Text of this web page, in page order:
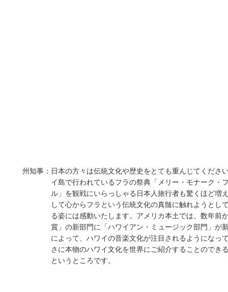
州知事： 日本の方々は伝統文化や歴史をとても重んじてくださ
イ島で行われているフラの祭典「メリー・モナーク・
ル」を観戦にいらっしゃる日本人旅行者も驚くほど増
して心からフラという伝統文化の真髄に触れようとし
る姿には感動いたします。アメリカ本土では、数年前
賞」の新部門に「ハワイアン・ミュージック部門」が
によって、ハワイの音楽文化が注目されるようになっ
さに本物のハワイ文化を世界にご紹介することのでき
というところです。